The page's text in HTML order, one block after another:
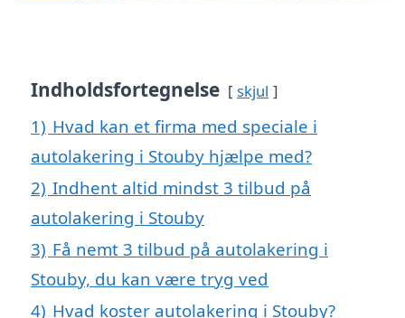
Indholdsfortegnelse skjul
1) Hvad kan et firma med speciale i
autolakering i Stouby hjælpe med?
2) Indhent altid mindst 3 tilbud på
autolakering i Stouby
3) Få nemt 3 tilbud på autolakering i
Stouby, du kan være tryg ved
4) Hvad koster autolakering i Stouby?